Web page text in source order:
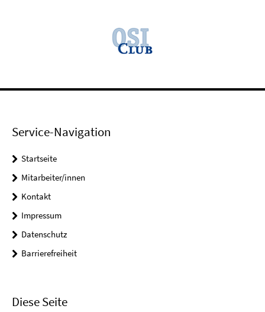
Service-Navigation
Startseite
Mitarbeiter/innen
Kontakt
Impressum
Datenschutz
Barrierefreiheit
Diese Seite